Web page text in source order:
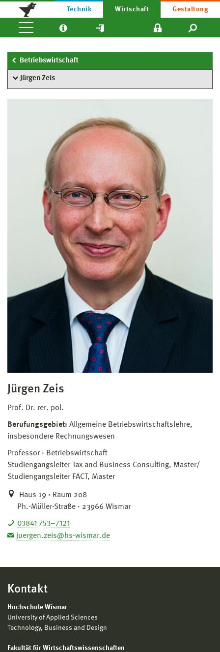
Technik Wirtschaft Gestaltung
Betriebswirtschaft
Jürgen Zeis
Jürgen Zeis
Prof. Dr. rer. pol.
Berufungsgebiet: Allgemeine Betriebswirtschaftslehre,
insbesondere Rechnungswesen
Professor
Betriebswirtschaft
Studiengangsleiter Tax and Business Consulting, Master/
Studiengangsleiter FACT, Master
Haus 19 · Raum 208
Ph.-Müller-Straße · 23966 Wismar
03841 753–7121
juergen.zeis@hs-wismar.de
Kontakt
Hochschule Wismar
University of Applied Sciences
Technology, Business and Design
Fakultät für Wirtschaftswissenschaften